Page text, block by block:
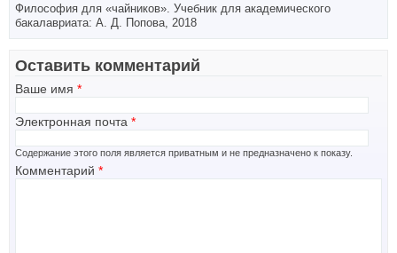
Философия для «чайников». Учебник для академического
бакалавриата: А. Д. Попова, 2018
Оставить комментарий
Ваше имя *
Электронная почта *
Содержание этого поля является приватным и не предназначено к показу.
Комментарий *